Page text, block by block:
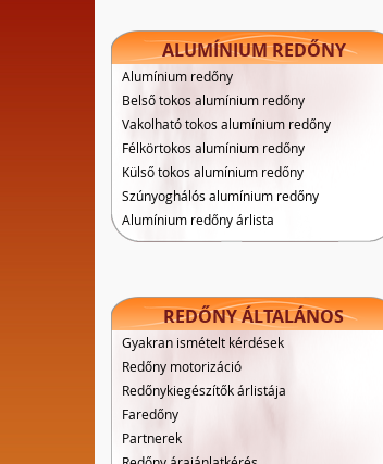
ALUMÍNIUM REDŐNY
Alumínium redőny
Belső tokos alumínium redőny
Vakolható tokos alumínium redőny
Félkörtokos alumínium redőny
Külső tokos alumínium redőny
Szúnyoghálós alumínium redőny
Alumínium redőny árlista
REDŐNY ÁLTALÁNOS
Gyakran ismételt kérdések
Redőny motorizáció
Redőnykiegészítők árlistája
Faredőny
Partnerek